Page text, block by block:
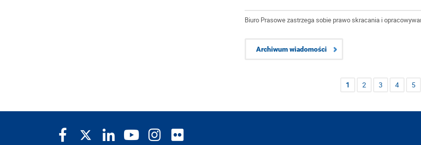
Biuro Prasowe zastrzega sobie prawo skracania i
Archiwum wiadomości
1 2 3 4 5